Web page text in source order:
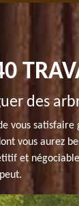
des
vous
vous aurez
et négociable